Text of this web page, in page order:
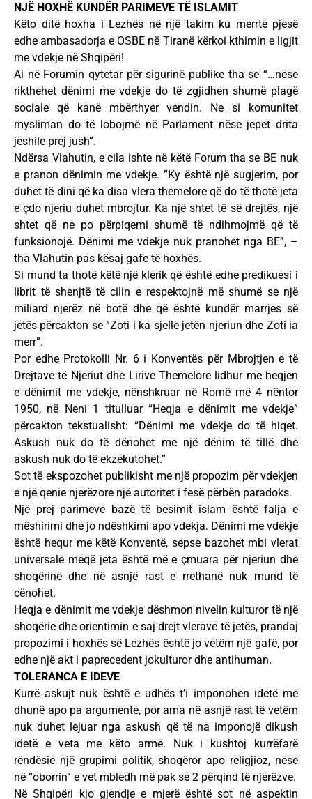
NJË HOXHË KUNDËR PARIMEVE TË ISLAMIT
Këto ditë hoxha i Lezhës në një takim ku merrte pjesë
edhe ambasadorja e OSBE në Tiranë kërkoi kthimin e ligjit
me vdekje në Shqipëri!
Ai në Forumin qytetar për sigurinë publike tha se “…nëse
rikthehet dënimi me vdekje do të zgjidhen shumë plagë
sociale që kanë mbërthyer vendin. Ne si komunitet
mysliman do të lobojmë në Parlament nëse jepet drita
jeshile prej jush”.
Ndërsa Vlahutin, e cila ishte në këtë Forum tha se BE nuk
e pranon dënimin me vdekje. ”Ky është një sugjerim, por
duhet të dini që ka disa vlera themelore që do të thotë jeta
e çdo njeriu duhet mbrojtur. Ka një shtet të së drejtës, një
shtet që ne po përpiqemi shumë të ndihmojmë që të
funksionojë. Dënimi me vdekje nuk pranohet nga BE”, –
tha Vlahutin pas kësaj gafe të hoxhës.
Si mund ta thotë këtë një klerik që është edhe predikuesi i
librit të shenjtë të cilin e respektojnë më shumë se një
miliard njerëz në botë dhe që është kundër marrjes së
jetës përcakton se “Zoti i ka sjellë jetën njeriun dhe Zoti ia
merr”.
Por edhe Protokolli Nr. 6 i Konventës për Mbrojtjen e të
Drejtave të Njeriut dhe Lirive Themelore lidhur me heqjen
e dënimit me vdekje, nënshkruar në Romë më 4 nëntor
1950, në Neni 1 titulluar “Heqja e dënimit me vdekje”
përcakton tekstualisht: “Dënimi me vdekje do të hiqet.
Askush nuk do të dënohet me një dënim të tillë dhe
askush nuk do të ekzekutohet.”
Sot të ekspozohet publikisht me një propozim për vdekjen
e një qenie njerëzore një autoritet i fesë përbën paradoks.
Një prej parimeve bazë të besimit islam është falja e
mëshirimi dhe jo ndëshkimi apo vdekja. Dënimi me vdekje
është hequr me këtë Konventë, sepse bazohet mbi vlerat
universale meqë jeta është më e çmuara për njeriun dhe
shoqërinë dhe në asnjë rast e rrethanë nuk mund të
cënohet.
Heqja e dënimit me vdekje dëshmon nivelin kulturor të një
shoqërie dhe orientimin e saj drejt vlerave të jetës, prandaj
propozimi i hoxhës së Lezhës është jo vetëm një gafë, por
edhe një akt i paprecedent jokulturor dhe antihuman.
TOLERANCA E IDEVE
Kurrë askujt nuk është e udhës t’i imponohen idetë me
dhunë apo pa argumente, por ama në asnjë rast të vetëm
nuk duhet lejuar nga askush që të na imponojë dikush
idetë e veta me këto armë. Nuk i kushtoj kurrëfarë
rëndësie një grupimi politik, shoqëror apo religjioz, nëse
në “oborrin” e vet mbledh më pak se 2 përqind të njerëzve.
Në Shqipëri kjo gjendje e mjerë është sot në aspektin